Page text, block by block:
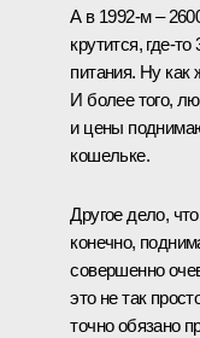
А в 1992‑м –
крутится,
питания. Ну как
И более того,
и цены
кошельке.
Другое дело,
конечно,
совершенно
это не так
точно обязано